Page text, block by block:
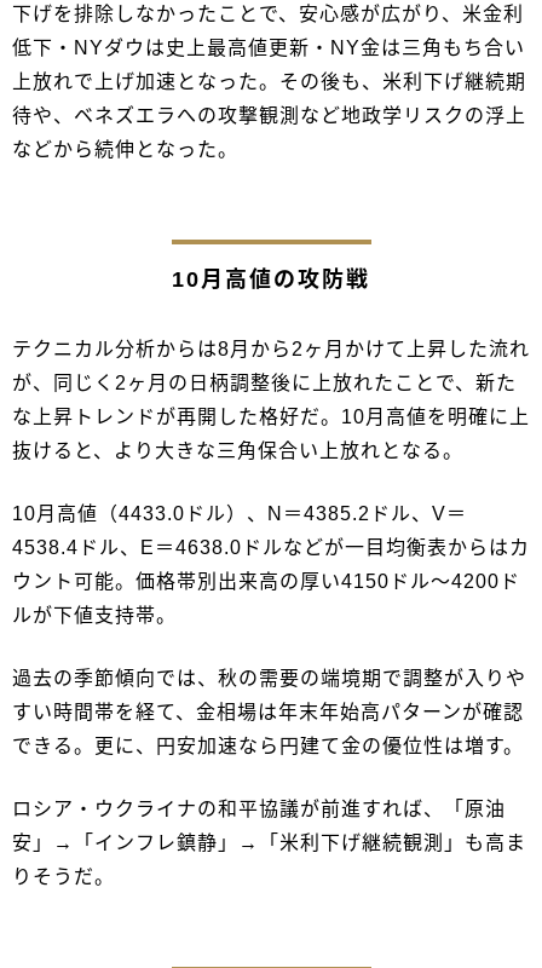
下げを排除しなかったことで、安心感が広がり、米金利
低下・NYダウは史上最高値更新・NY金は三角もち合い
上放れで上げ加速となった。その後も、米利下げ継続期
待や、ベネズエラへの攻撃観測など地政学リスクの浮上
などから続伸となった。
10月高値の攻防戦
テクニカル分析からは8月から2ヶ月かけて上昇した流れ
が、同じく2ヶ月の日柄調整後に上放れたことで、新た
な上昇トレンドが再開した格好だ。10月高値を明確に上
抜けると、より大きな三角保合い上放れとなる。
10月高値（4433.0ドル）、N＝4385.2ドル、V＝
4538.4ドル、E＝4638.0ドルなどが一目均衡表からはカ
ウント可能。価格帯別出来高の厚い4150ドル～4200ド
ルが下値支持帯。
過去の季節傾向では、秋の需要の端境期で調整が入りや
すい時間帯を経て、金相場は年末年始高パターンが確認
できる。更に、円安加速なら円建て金の優位性は増す。
ロシア・ウクライナの和平協議が前進すれば、「原油
安」→「インフレ鎮静」→「米利下げ継続観測」も高ま
りそうだ。